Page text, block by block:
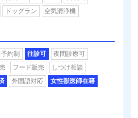
ドッグラン 空気清浄機
約制 往診可
夜間診療可
フード販売
しつけ相談
外国語対応
女性獣医師在籍